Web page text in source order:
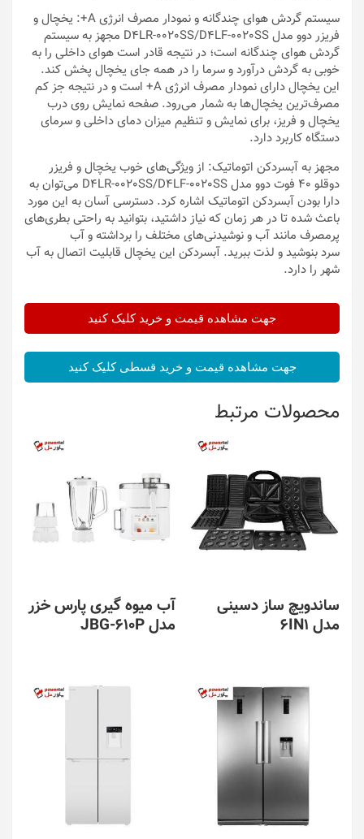
سیستم گردش هوای چندگانه و نمودار مصرف انرژی A+: یخچال و
فریزر دوو مدل D4LR-0020SS/D4LF-0020SS مجهز به سیستم
گردش هوای چندگانه است؛ در نتیجه قادر است هوای داخلی را به
خوبی به گردش درآورد و سرما را در همه جای یخچال پخش کند.
این یخچال دارای نمودار مصرف انرژی A+ است و در نتیجه جز کم
مصرف‌ترین یخچال‌ها به شمار می‌رود. صفحه نمایش روی درب
یخچال و فریز، برای نمایش و تنظیم میزان دمای داخلی و سرمای
دستگاه کاربرد دارد.
مجهز به آبسردکن اتوماتیک: از ویژگی‌های خوب یخچال و فریزر
دوقلو 40 فوت دوو مدل D4LR-0020SS/D4LF-0020SS می‌توان به
دارا بودن آبسردکن اتوماتیک اشاره کرد. دسترسی آسان به این مورد
باعث شده تا در هر زمان که نیاز داشتید، بتوانید به راحتی بطری‌های
پرمصرف مانند آب و نوشیدنی‌های مختلف را برداشته و آب
سرد بنوشید و لذت ببرید. آبسردکن این یخچال قابلیت اتصال به آب
شهر را دارد.
جهت مشاهده قیمت و خرید کلیک کنید
جهت مشاهده قیمت و خرید قسطی کلیک کنید
محصولات مرتبط
ساندویچ ساز دسینی
مدل 6IN1
آب میوه گیری پارس خزر
مدل JBG-610P